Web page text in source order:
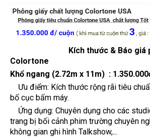
Kích thước & Báo giá
Colortone
Khổ ngang (2.72m x 11m) :
Ưu điểm: Kích thước rộng rãi tiêu
bố cục bấm máy.
Ứng dụng: Chuyên dụng cho các
trang bị bối cảnh phim trường chuyên
không gian ghi hình Talkshow,...